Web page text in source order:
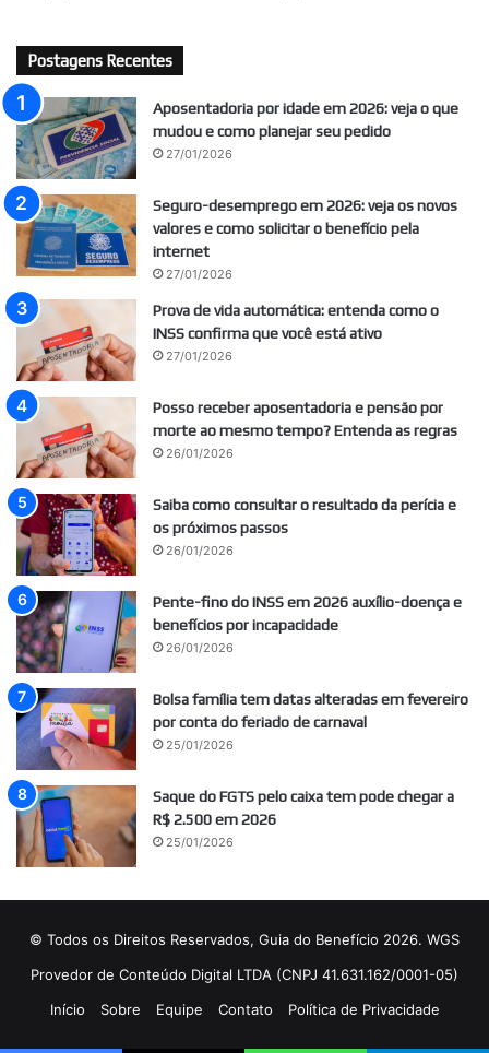
Postagens Recentes
Aposentadoria por idade em 2026: veja o que
mudou e como planejar seu pedido
27/01/2026
Seguro-desemprego em 2026: veja os novos
valores e como solicitar o benefício pela
internet
27/01/2026
Prova de vida automática: entenda como o
INSS confirma que você está ativo
27/01/2026
Posso receber aposentadoria e pensão por
morte ao mesmo tempo? Entenda as regras
26/01/2026
Saiba como consultar o resultado da perícia e
os próximos passos
26/01/2026
Pente-fino do INSS em 2026 auxílio-doença e
benefícios por incapacidade
26/01/2026
Bolsa família tem datas alteradas em fevereiro
por conta do feriado de carnaval
25/01/2026
Saque do FGTS pelo caixa tem pode chegar a
R$ 2.500 em 2026
25/01/2026
© Todos os Direitos Reservados, Guia do Benefício 2026. WGS
Provedor de Conteúdo Digital LTDA (CNPJ 41.631.162/0001-05)
Início
Sobre Equipe Contato Política de Privacidade